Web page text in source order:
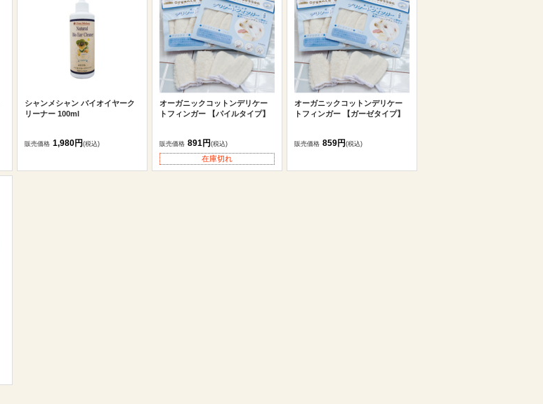
シャンメシャン バイオイヤーク
リーナー 100ml
販売価格 1,980円(税込)
オーガニックコットンデリケー
トフィンガー 【パイルタイプ】
販売価格 891円(税込)
在庫切れ
オーガニックコットンデリケー
トフィンガー 【ガーゼタイプ】
販売価格 859円(税込)